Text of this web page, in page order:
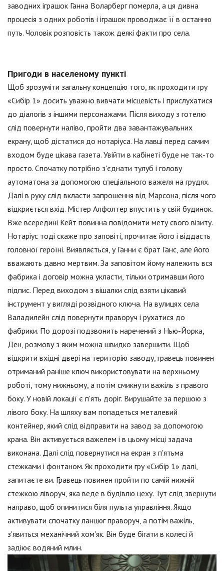
заводних іграшок Ганна Воларберг померла, а ця дивна
процесія з одних роботів і іграшок проводжає її в останню
путь. Чоловік розповість також деякі факти про села.
Пригоди в населеному пункті
Щоб зрозуміти загальну концепцію того, як проходити гру
«Сибір 1» досить уважно вивчати місцевість і прислухатися
до діалогів з іншими персонажами. Після виходу з готелю
слід повернути наліво, пройти два завантажувальних
екрану, щоб дістатися до нотаріуса. На лавці перед самим
входом буде цікава газета. Увійти в кабінеті буде не так-то
просто. Спочатку потрібно з'єднати тулуб і голову
аутоматона за допомогою спеціального важеля на грудях.
Далі в руку слід вкласти запрошення від Марсона, після чого
відкриється вхід. Містер Алфолтер впустить у свій будинок.
Вже всередині Кейт повинна повідомити мету свого візиту.
Нотаріус тоді скаже про заповіті, прочитає його і віддасть
головної героїні. Виявляється, у Ганни є брат Ганс, але його
вважають давно мертвим. За заповітом йому належить вся
фабрика і договір можна укласти, тільки отримавши його
підпис. Перед виходом з вішалки слід взяти цікавий
інструмент у вигляді розвідного ключа. На вулицях села
Валадилейн слід повернути праворуч і рухатися до
фабрики. По дорозі подзвонить наречений з Нью-Йорка,
Ден, розмову з яким можна швидко завершити. Щоб
відкрити вхідні двері на територію заводу, гравець повинен
отриманий раніше ключ використовувати на верхньому
роботі, тому нижньому, а потім смикнути важіль з правого
боку. У новій локації є п'ять доріг. Вирушайте за першою з
лівого боку. На шляху вам попадеться металевий
контейнер, який слід відправити на завод за допомогою
крана. Він активується важелем і в цьому місці задача
виконана. Далі слід повернутися на екран з п'ятьма
стежками і фонтаном. Як проходити гру «Сибір 1» далі,
запитаєте ви. Гравець повинен пройти по самій нижній
стежкою ліворуч, яка веде в будівлю цеху. Тут слід звернути
направо, щоб опинитися біля пульта управління. Якщо
активувати спочатку ланцюг праворуч, а потім важіль,
з'явиться механічний хом'як. Він буде бігати в колесі й
задіює водяний млин.